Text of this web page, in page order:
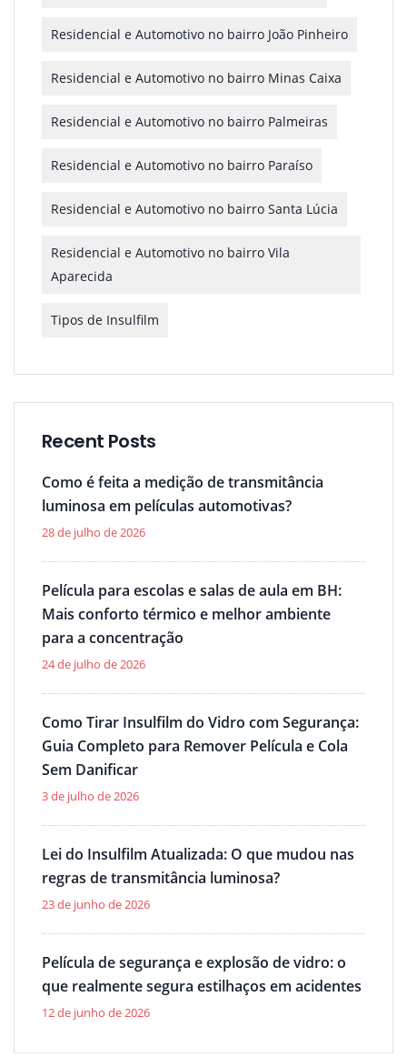
Residencial e Automotivo no bairro João Pinheiro
Residencial e Automotivo no bairro Minas Caixa
Residencial e Automotivo no bairro Palmeiras
Residencial e Automotivo no bairro Paraíso
Residencial e Automotivo no bairro Santa Lúcia
Residencial e Automotivo no bairro Vila
Aparecida
Tipos de Insulfilm
Recent Posts
Como é feita a medição de transmitância
luminosa em películas automotivas?
28 de julho de 2026
Película para escolas e salas de aula em BH:
Mais conforto térmico e melhor ambiente
para a concentração
24 de julho de 2026
Como Tirar Insulfilm do Vidro com Segurança:
Guia Completo para Remover Película e Cola
Sem Danificar
3 de julho de 2026
Lei do Insulfilm Atualizada: O que mudou nas
regras de transmitância luminosa?
23 de junho de 2026
Película de segurança e explosão de vidro: o
que realmente segura estilhaços em acidentes
12 de junho de 2026